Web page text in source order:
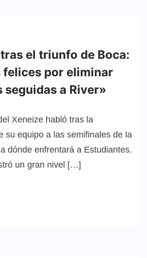
el triunfo de Boca:
felices por eliminar
seguidas a River»
Xeneize habló tras la
su equipo a las semifinales de la
dónde enfrentará a Estudiantes.
un gran nivel […]